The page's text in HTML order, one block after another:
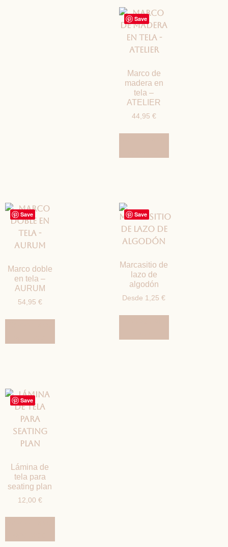
Save
Marco de
madera en
tela –
ATELIER
44,95 €
Save
Marco doble
en tela –
AURUM
54,95 €
Save
Marcasitio de
lazo de
algodón
Desde 1,25€
Save
Lámina de
tela para
seating plan
12,00 €